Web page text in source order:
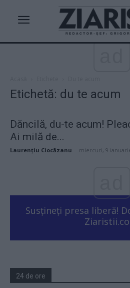
Etichetă: du te acum
Dăncilă, du-te acum!
Ai milă de...
Laurențiu Ciocăzanu miercuri, 9
Susțineți presa liberă!
24 de ore